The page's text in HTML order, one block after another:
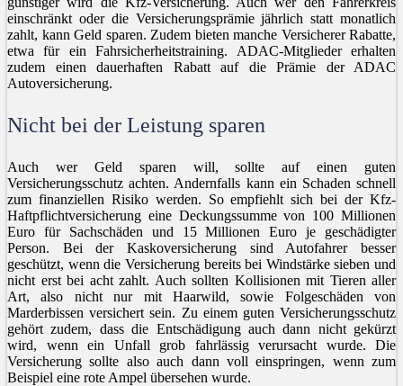
einschränkt oder die Versicherungsprämie jährlich statt monatlich
zahlt, kann Geld sparen. Zudem bieten manche Versicherer Rabatte,
etwa für ein Fahrsicherheitstraining. ADAC-Mitglieder erhalten
zudem einen dauerhaften Rabatt auf die Prämie der ADAC
Autoversicherung.
Nicht bei der Leistung sparen
Auch wer Geld sparen will, sollte auf einen guten
Versicherungsschutz achten. Andernfalls kann ein Schaden schnell
zum finanziellen Risiko werden. So empfiehlt sich bei der Kfz-
Haftpflichtversicherung eine Deckungssumme von 100 Millionen
Euro für Sachschäden und 15 Millionen Euro je geschädigter
Person. Bei der Kaskoversicherung sind Autofahrer besser
geschützt, wenn die Versicherung bereits bei Windstärke sieben und
nicht erst bei acht zahlt. Auch sollten Kollisionen mit Tieren aller
Art, also nicht nur mit Haarwild, sowie Folgeschäden von
Marderbissen versichert sein. Zu einem guten Versicherungsschutz
gehört zudem, dass die Entschädigung auch dann nicht gekürzt
wird, wenn ein Unfall grob fahrlässig verursacht wurde. Die
Versicherung sollte also auch dann voll einspringen, wenn zum
Beispiel eine rote Ampel übersehen wurde.